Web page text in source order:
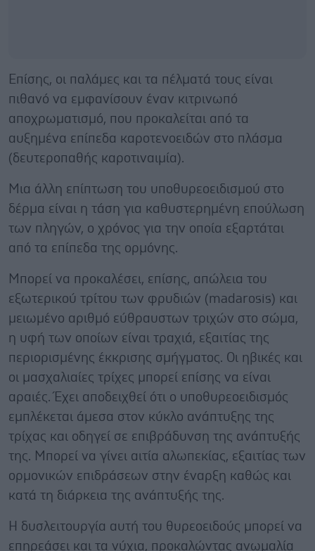
Επίσης, οι παλάμες και τα πέλματά τους είναι
πιθανό να εμφανίσουν έναν κιτρινωπό
αποχρωματισμό, που προκαλείται από τα
αυξημένα επίπεδα καροτενοειδών στο πλάσμα
(δευτεροπαθής καροτιναιμία).
Μια άλλη επίπτωση του υποθυρεοειδισμού στο
δέρμα είναι η τάση για καθυστερημένη επούλωση
των πληγών, ο χρόνος για την οποία εξαρτάται
από τα επίπεδα της ορμόνης.
Μπορεί να προκαλέσει, επίσης, απώλεια του
εξωτερικού τρίτου των φρυδιών (madarosis) και
μειωμένο αριθμό εύθραυστων τριχών στο σώμα,
η υφή των οποίων είναι τραχιά, εξαιτίας της
περιορισμένης έκκρισης σμήγματος. Οι ηβικές και
οι μασχαλιαίες τρίχες μπορεί επίσης να είναι
αραιές. Έχει αποδειχθεί ότι ο υποθυρεοειδισμός
εμπλέκεται άμεσα στον κύκλο ανάπτυξης της
τρίχας και οδηγεί σε επιβράδυνση της ανάπτυξής
της. Μπορεί να γίνει αιτία αλωπεκίας, εξαιτίας των
ορμονικών επιδράσεων στην έναρξη καθώς και
κατά τη διάρκεια της ανάπτυξής της.
Η δυσλειτουργία αυτή του θυρεοειδούς μπορεί να
επηρεάσει και τα νύχια, προκαλώντας ανωμαλία